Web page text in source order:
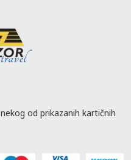
od prikazanih kartičnih